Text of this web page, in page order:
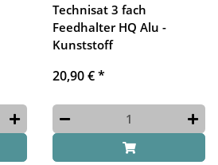
Technisat 3 fach
Feedhalter HQ Alu -
Kunststoff
20,90 €*